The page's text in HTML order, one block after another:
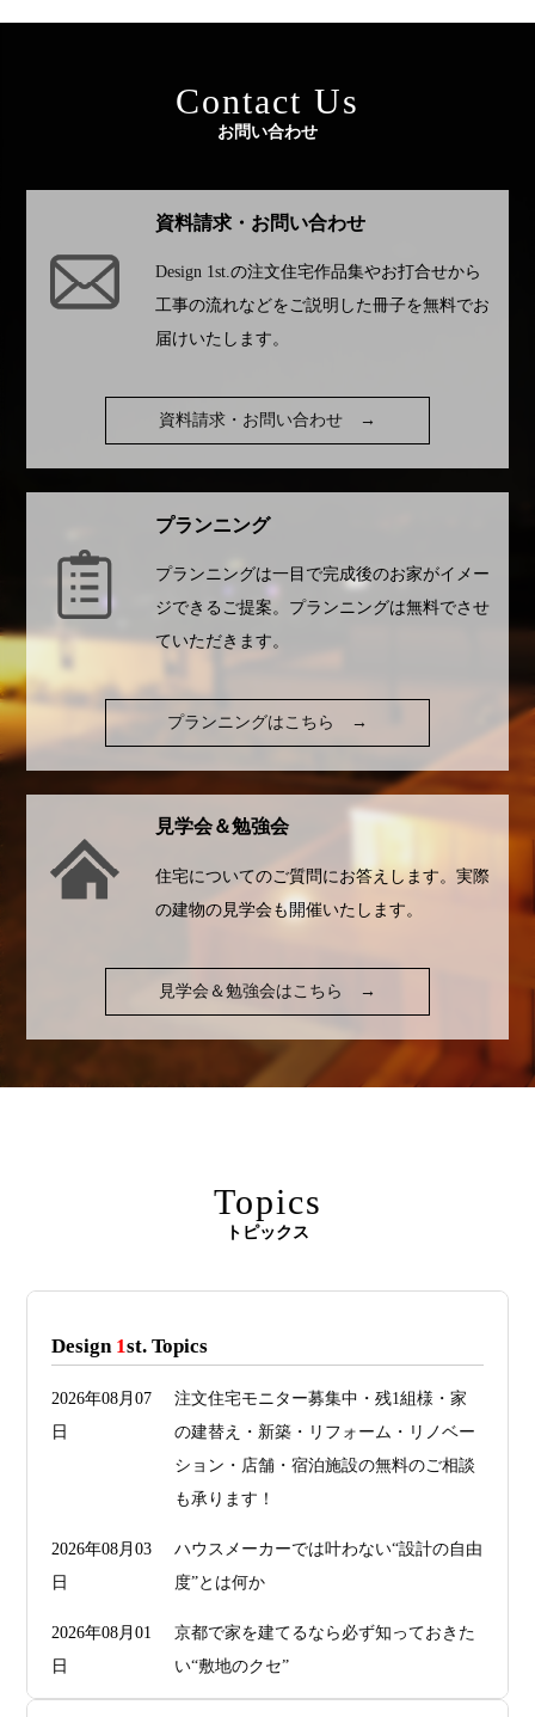
Contact Us
お問い合わせ
資料請求・お問い合わせ
Design 1st.の注文住宅作品集やお打合せから
工事の流れなどをご説明した冊子を無料でお
届けいたします。
資料請求・お問い合わせ →
プランニング
プランニングは一目で完成後のお家がイメー
ジできるご提案。プランニングは無料でさせ
ていただきます。
プランニングはこちら →
見学会＆勉強会
住宅についてのご質問にお答えします。実際
の建物の見学会も開催いたします。
見学会＆勉強会はこちら →
Topics
トピックス
Design 1st. Topics
2026年08月07
日
注文住宅モニター募集中・残1組様・家
の建替え・新築・リフォーム・リノベー
ション・店舗・宿泊施設の無料のご相談
も承ります！
2026年08月03
日
ハウスメーカーでは叶わない“設計の自由
度”とは何か
2026年08月01
日
京都で家を建てるなら必ず知っておきた
い“敷地のクセ”